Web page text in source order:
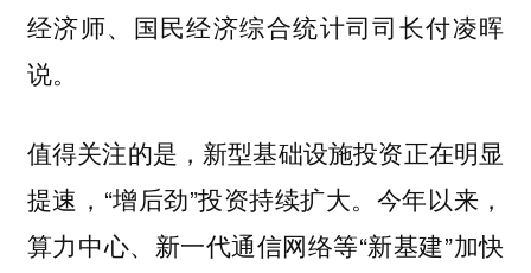
经济师、国民经济综合统计司司长付凌晖
说。
值得关注的是，新型基础设施投资正在明显
提速，“增后劲”投资持续扩大。今年以来，
算力中心、新一代通信网络等“新基建”加快